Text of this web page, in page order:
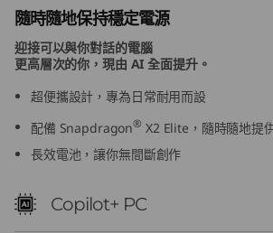
S
n
a
p
隨時隨地保持穩定電源
迎接可以與你對話的電腦
更高層次的你，現由 AI 全面提升。
超便攜設計，專為日常耐用而設
配備 Snapdragon® X2 Elite，隨時隨地提
長效電池，讓你無間斷創作
Copilot+ PC